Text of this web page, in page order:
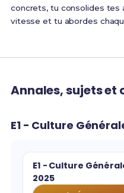
concrets, tu consolides tes
vitesse et tu abordes
Annales, sujets et
E1 - Culture
E1 - Culture
2025